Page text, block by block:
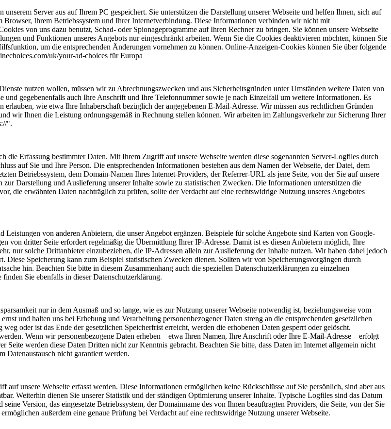
Server aus auf Ihrem PC gespeichert. Sie unterstützen die Darstellung unserer Webseite und helfen Ihnen, sich auf
Browser, Ihrem Betriebssystem und Ihrer Internetverbindung. Diese Informationen verbinden wir nicht mit
von uns dazu benutzt, Schad- oder Spionageprogramme auf Ihren Rechner zu bringen. Sie können unsere Webseite
und Funktionen unseres Angebots nur eingeschränkt arbeiten. Wenn Sie die Cookies deaktivieren möchten, können Sie
um die entsprechenden Änderungen vornehmen zu können. Online-Anzeigen-Cookies können Sie über folgende
uk/your-ad-choices für Europa
nutzen wollen, müssen wir zu Abrechnungszwecken und aus Sicherheitsgründen unter Umständen weitere Daten von
gegebenenfalls auch Ihre Anschrift und Ihre Telefonnummer sowie je nach Einzelfall um weitere Informationen. Es
wie etwa Ihre Inhaberschaft bezüglich der angegebenen E-Mail-Adresse. Wir müssen aus rechtlichen Gründen
wir Ihnen die Leistung ordnungsgemäß in Rechnung stellen können. Wir arbeiten im Zahlungsverkehr zur Sicherung Ihrer
".
die Erfassung bestimmter Daten. Mit Ihrem Zugriff auf unsere Webseite werden diese sogenannten Server-Logfiles durch
auf Sie und Ihre Person. Die entsprechenden Informationen bestehen aus dem Namen der Webseite, der Datei, dem
Betriebssystem, dem Domain-Namen Ihres Internet-Providers, der Referrer-URL als jene Seite, von der Sie auf unsere
Darstellung und Auslieferung unserer Inhalte sowie zu statistischen Zwecken. Die Informationen unterstützen die
die erwähnten Daten nachträglich zu prüfen, sollte der Verdacht auf eine rechtswidrige Nutzung unseres Angebotes
Leistungen von anderen Anbietern, die unser Angebot ergänzen. Beispiele für solche Angebote sind Karten von Google-
von dritter Seite erfordert regelmäßig die Übermittlung Ihrer IP-Adresse. Damit ist es diesen Anbietern möglich, Ihre
nur solche Drittanbieter einzubeziehen, die IP-Adressen allein zur Auslieferung der Inhalte nutzen. Wir haben dabei jedoch
Speicherung kann zum Beispiel statistischen Zwecken dienen. Sollten wir von Speicherungsvorgängen durch
hin. Beachten Sie bitte in diesem Zusammenhang auch die speziellen Datenschutzerklärungen zu einzelnen
Sie ebenfalls in dieser Datenschutzerklärung.
nur in dem Ausmaß und so lange, wie es zur Nutzung unserer Webseite notwendig ist, beziehungsweise vom
und halten uns bei Erhebung und Verarbeitung personenbezogener Daten streng an die entsprechenden gesetzlichen
oder ist das Ende der gesetzlichen Speicherfrist erreicht, werden die erhobenen Daten gesperrt oder gelöscht.
Wenn wir personenbezogene Daten erheben – etwa Ihren Namen, Ihre Anschrift oder Ihre E-Mail-Adresse – erfolgt
werden diese Daten Dritten nicht zur Kenntnis gebracht. Beachten Sie bitte, dass Daten im Internet allgemein nicht
Datenaustausch nicht garantiert werden.
unsere Webseite erfasst werden. Diese Informationen ermöglichen keine Rückschlüsse auf Sie persönlich, sind aber aus
Weiterhin dienen Sie unserer Statistik und der ständigen Optimierung unserer Inhalte. Typische Logfiles sind das Datum
Version, das eingesetzte Betriebssystem, der Domainname des von Ihnen beauftragten Providers, die Seite, von der Sie
außerdem eine genaue Prüfung bei Verdacht auf eine rechtswidrige Nutzung unserer Webseite.